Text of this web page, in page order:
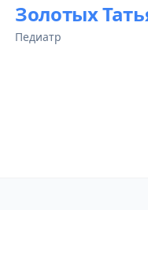
Золотых
педиатр